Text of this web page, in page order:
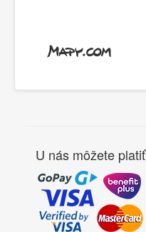
U nás môžete platiť